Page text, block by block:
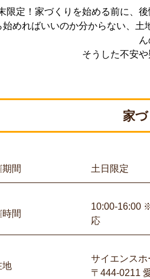
限定！家づくりを始める前に、
始めればいいのか分からない、
そうした不安
家
期間 土日限定
時間
10:00-16:00
応
地
サイエンス
〒444-0211